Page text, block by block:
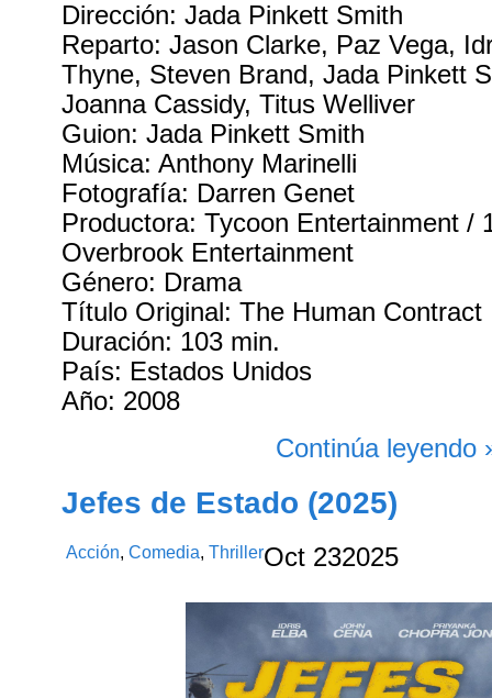
Dirección: Jada Pinkett Smith
Reparto: Jason Clarke, Paz Vega,
Thyne, Steven Brand, Jada Pinkett
Joanna Cassidy, Titus Welliver
Guion: Jada Pinkett Smith
Música: Anthony Marinelli
Fotografía: Darren Genet
Productora: Tycoon Entertainment /
Overbrook Entertainment
Género: Drama
Título Original: The Human Contract
Duración: 103 min.
País: Estados Unidos
Año: 2008
Continúa leyendo
Jefes de Estado (2025)
Acción,Comedia,ThrillerOct 232025